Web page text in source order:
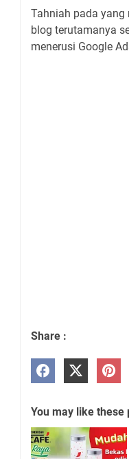
Tahniah pada
blog terutamanya
menerusi Google
Share :
You may like these